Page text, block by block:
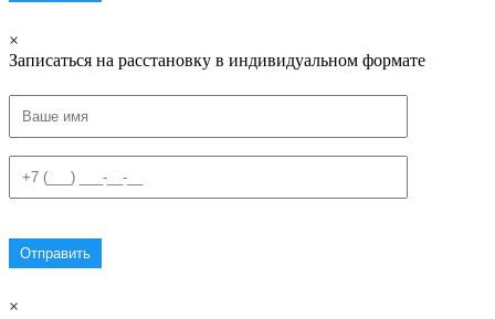
×
Записаться на расстановку в индивидуальном формате
×